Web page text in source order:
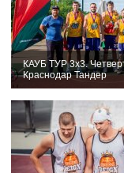
КАУБ ТУР 3х3.
Краснодар Тандер